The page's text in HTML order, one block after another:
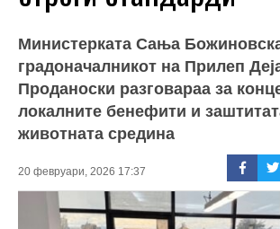
Министерката Сања
градоначалникот на Прилеп
Проданоски разговараа за
локалните бенефити и
животната средина
20 февруари, 2026 17:37